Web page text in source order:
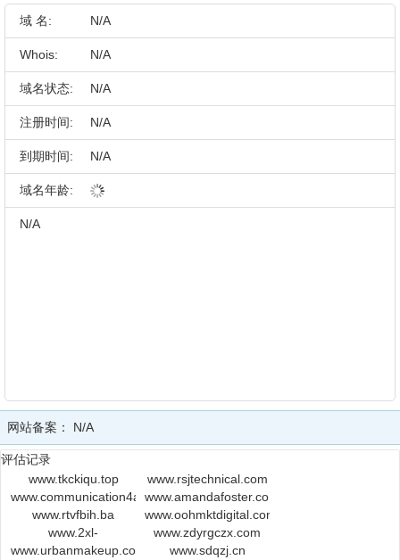
域 名: N/A
Whois: N/A
域名状态: N/A
注册时间: N/A
到期时间: N/A
域名年龄:
N/A
网站备案： N/A
评估记录
www.tkckiqu.top
www.rsjtechnical.com
www.communication4all.co.ukwww.amandafoster.co.uk
www.rtvfbih.ba
www.oohmktdigital.com.mx
www.2xl-
solutions.com
www.zdyrgczx.com
www.urbanmakeup.com
www.sdqzj.cn